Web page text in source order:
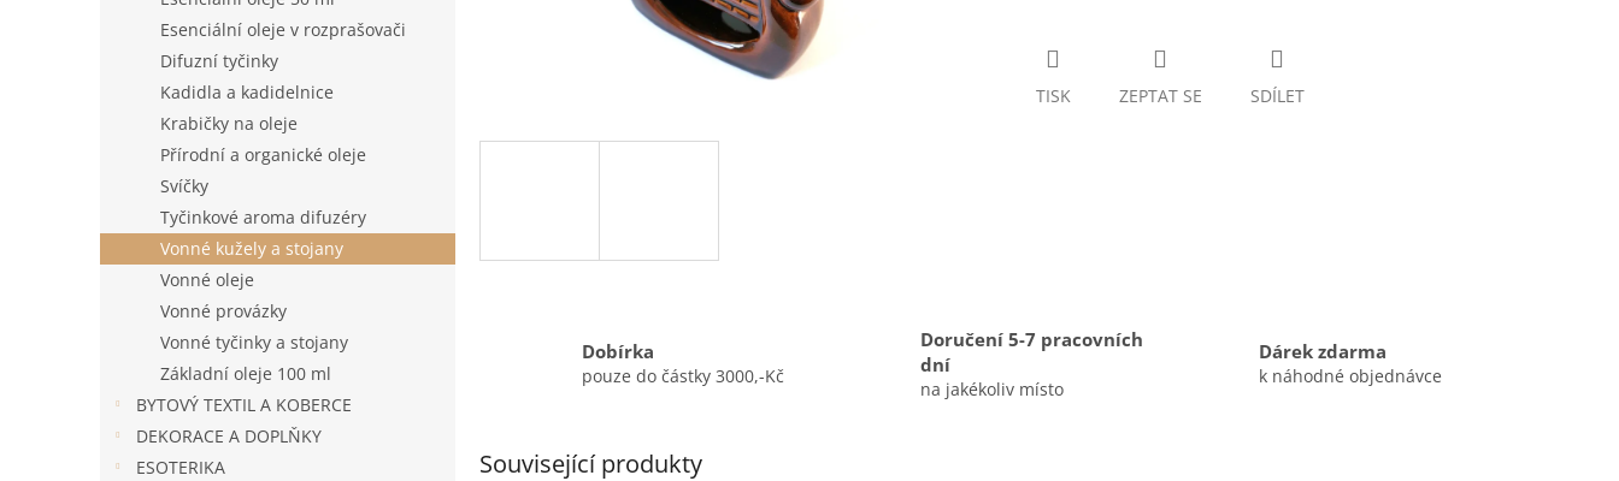
Esenciální oleje v rozprašovači
Difuzní tyčinky
Kadidla a kadidelnice
Krabičky na oleje
Přírodní a organické oleje
Svíčky
Tyčinkové aroma difuzéry
Vonné kužely a stojany
Vonné oleje
Vonné provázky
Vonné tyčinky a stojany
Základní oleje 100 ml
BYTOVÝ TEXTIL A KOBERCE
DEKORACE A DOPLŇKY
ESOTERIKA
TISK ZEPTAT SE SDÍLET
Dobírka
pouze do částky 3000,-Kč
Doručení 5-7 pracovních
dní
na jakékoliv místo
Dárek zdarma
k náhodné objednávce
Související produkty